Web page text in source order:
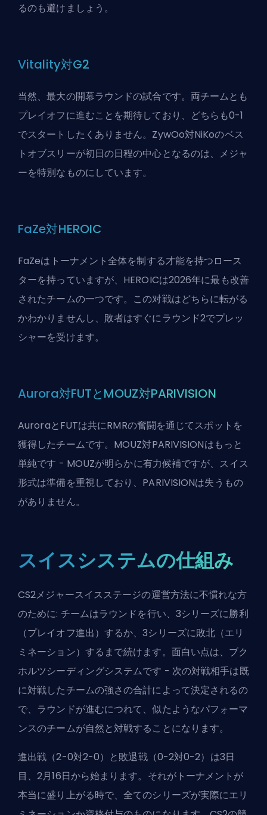
るのも避けましょう。
Vitality対G2
当然、最大の開幕ラウンドの試合です。両チームとも
プレイオフに進むことを期待しており、どちらも0-1
でスタートしたくありません。ZywOo対NiKoのベス
トオブスリーが初日の日程の中心となるのは、メジャ
ーを特別なものにしています。
FaZe対HEROIC
FaZeはトーナメント全体を制する才能を持つロース
ターを持っていますが、HEROICは2026年に最も改善
されたチームの一つです。この对戦はどちらに転がる
かわかりませんし、敗者はすぐにラウンド2でプレッ
シャーを受けます。
Aurora対FUTとMOUZ対PARIVISION
AuroraとFUTは共にRMRの奮闘を通じてスポットを
獲得したチームです。MOUZ対PARIVISIONはもっと
単純です - MOUZが明らかに有力候補ですが、スイス
形式は準備を重視しており、PARIVISIONは失うもの
がありません。
スイスシステムの仕組み
CS2メジャースイスステージの運営方法に不慣れな方
のために: チームはラウンドを行い、3シリーズに勝利
（プレイオフ進出）するか、3シリーズに敗北（エリ
ミネーション）するまで続けます。面白い点は、ブク
ホルツシーディングシステムです - 次の対戦相手は既
に対戦したチームの強さの合計によって決定されるの
で、ラウンドが進むにつれて、似たようなパフォーマ
ンスのチームが自然と対戦することになります。
進出戦（2-0対2-0）と敗退戦（0-2対0-2）は3日
目、2月16日から始まります。それがトーナメントが
本当に盛り上がる時で、全てのシリーズが実際にエリ